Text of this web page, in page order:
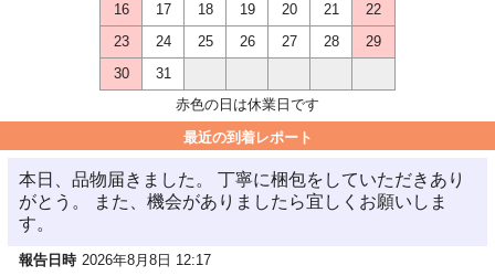
16
17 18 19 20 21
22
23
24 25 26 27 28
29
30
31
赤色の日は休業日です
最近の到着レポート
本日、品物届きました。 丁寧に梱包をしていただきあり
がとう。 また、機会がありましたら宜しくお願いしま
す。
報告日時 2026年8月8日 12:17